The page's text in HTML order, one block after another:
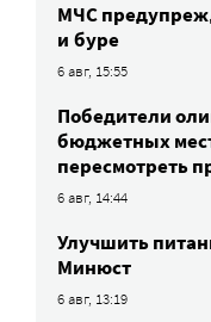
МЧС
и буре
6 авг, 15:55
Победители
бюджетных
пересмотреть
6 авг, 14:44
Улучшить
Минюст
6 авг, 13:19